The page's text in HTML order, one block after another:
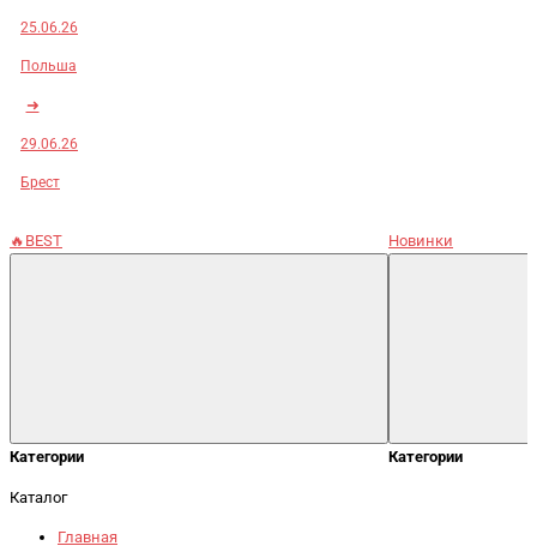
25.06.26
Польша
➜
29.06.26
Брест
🔥BEST
Категории
Новинки
Категории
Каталог
Главная